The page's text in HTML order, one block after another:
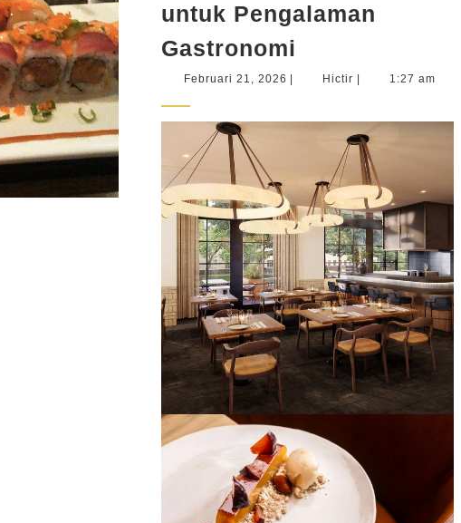
untuk Pengalaman
Gastronomi
Restaurant
Pilihan
Tepat
untuk
Pengalaman
Gastronomi
Februari 21, 2026 FebruariHictir Hictir 1:27 am